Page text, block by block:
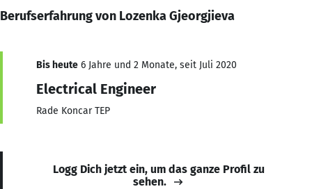
Berufserfahrung von Lozenka Gjeorgjieva
Bis heute 6 Jahre und 2 Monate, seit Juli 2020
Electrical Engineer
Rade Koncar TEP
Logg Dich jetzt ein, um das ganze Profil zu
sehen.